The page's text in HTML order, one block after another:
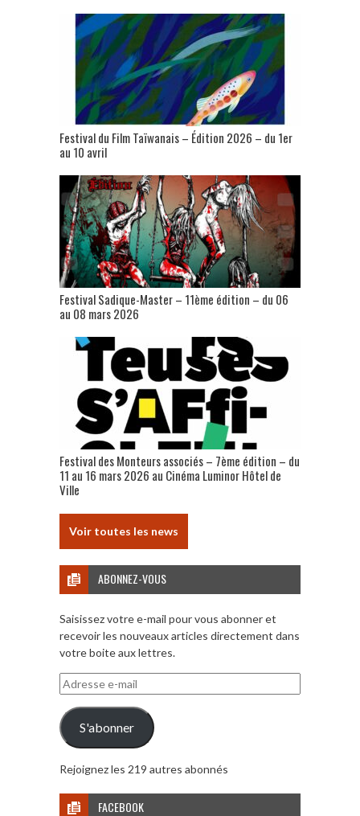
Festival du Film Taïwanais – Édition 2026 – du 1er
au 10 avril
Festival Sadique-Master – 11ème édition – du 06
au 08 mars 2026
Festival des Monteurs associés – 7ème édition – du
11 au 16 mars 2026 au Cinéma Luminor Hôtel de
Ville
Voir toutes les news
ABONNEZ-VOUS
Saisissez votre e-mail pour vous abonner et
recevoir les nouveaux articles directement dans
votre boite aux lettres.
Adresse
e-
mail
S'abonner
Rejoignez les 219 autres abonnés
FACEBOOK